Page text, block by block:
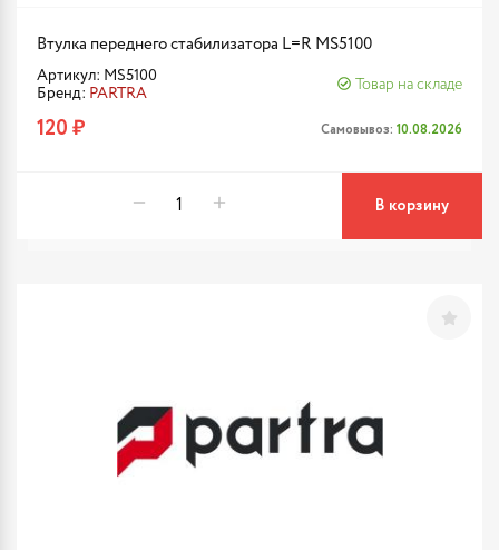
Втулка переднего стабилизатора L=R MS5100
Артикул: MS5100
Бренд: PARTRA
Товар на складе
120 ₽ Самовывоз: 10.08.2026
В корзину